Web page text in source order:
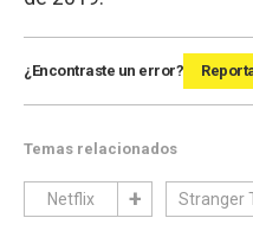
¿Encontraste un error?
Temas relacionados
Netflix Stranger